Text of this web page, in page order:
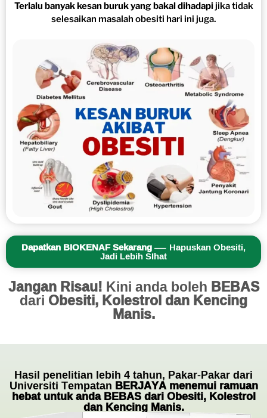
Terlalu banyak kesan buruk yang bakal dihadapijika tidak
selesaikan masalah obesiti hari ini juga.
Dapatkan BIOKENAF Sekarang— Hapuskan Obesiti,
Jadi Lebih SIhat
Jangan Risau!Kini anda bolehBEBAS
dariObesiti, Kolestrol dan Kencing
Manis.
Hasil penelitian lebih 4 tahun, Pakar-Pakar dari
Universiti TempatanBERJAYA menemui ramuan
hebat untuk anda BEBAS dari Obesiti, Kolestrol
dan Kencing Manis.